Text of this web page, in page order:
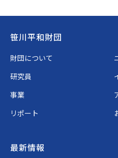
Footer
笹川平和財団
財団について
研究員
事業
リポート
最新情報